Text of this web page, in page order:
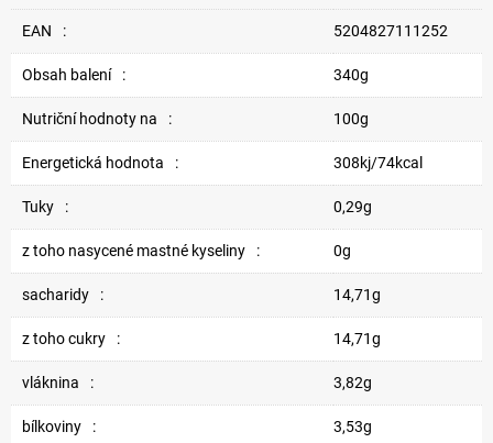
EAN : 5204827111252
Obsah balení : 340g
Nutriční hodnoty na : 100g
Energetická hodnota : 308kj/74kcal
Tuky : 0,29g
z toho nasycené mastné kyseliny : 0g
sacharidy : 14,71g
z toho cukry : 14,71g
vláknina : 3,82g
bílkoviny : 3,53g